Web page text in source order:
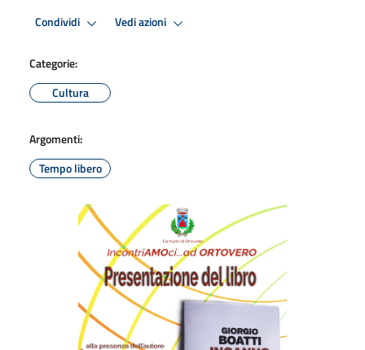
Condividi Vedi azioni
Categorie:
Cultura
Argomenti:
Tempo libero